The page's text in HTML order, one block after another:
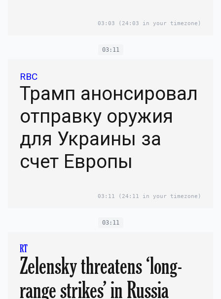
03:03 (24:03 in your timezone)
03:11
RBC
Трамп анонсировал
отправку оружия
для Украины за
счет Европы
03:11 (24:11 in your timezone)
03:11
RT
Zelensky threatens ‘long-
range strikes’ in Russia